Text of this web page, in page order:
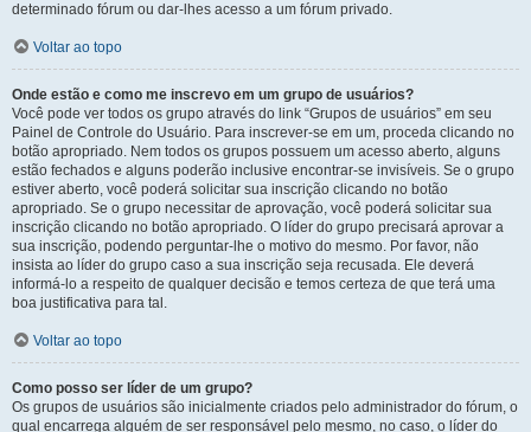
determinado fórum ou dar-lhes acesso a um fórum privado.
Voltar ao topo
Onde estão e como me inscrevo em um grupo de usuários?
Você pode ver todos os grupo através do link “Grupos de usuários” em seu
Painel de Controle do Usuário. Para inscrever-se em um, proceda clicando no
botão apropriado. Nem todos os grupos possuem um acesso aberto, alguns
estão fechados e alguns poderão inclusive encontrar-se invisíveis. Se o grupo
estiver aberto, você poderá solicitar sua inscrição clicando no botão
apropriado. Se o grupo necessitar de aprovação, você poderá solicitar sua
inscrição clicando no botão apropriado. O líder do grupo precisará aprovar a
sua inscrição, podendo perguntar-lhe o motivo do mesmo. Por favor, não
insista ao líder do grupo caso a sua inscrição seja recusada. Ele deverá
informá-lo a respeito de qualquer decisão e temos certeza de que terá uma
boa justificativa para tal.
Voltar ao topo
Como posso ser líder de um grupo?
Os grupos de usuários são inicialmente criados pelo administrador do fórum, o
qual encarrega alguém de ser responsável pelo mesmo, no caso, o líder do